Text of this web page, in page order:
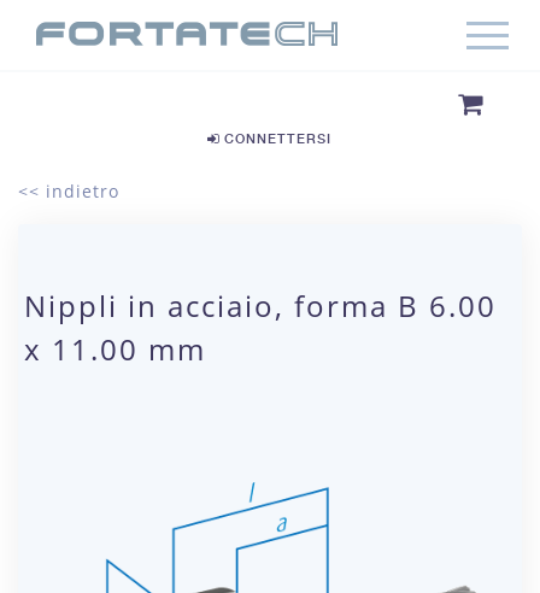
CONNETTERSI
<< indietro
Nippli in acciaio, forma B 6.00
x 11.00 mm